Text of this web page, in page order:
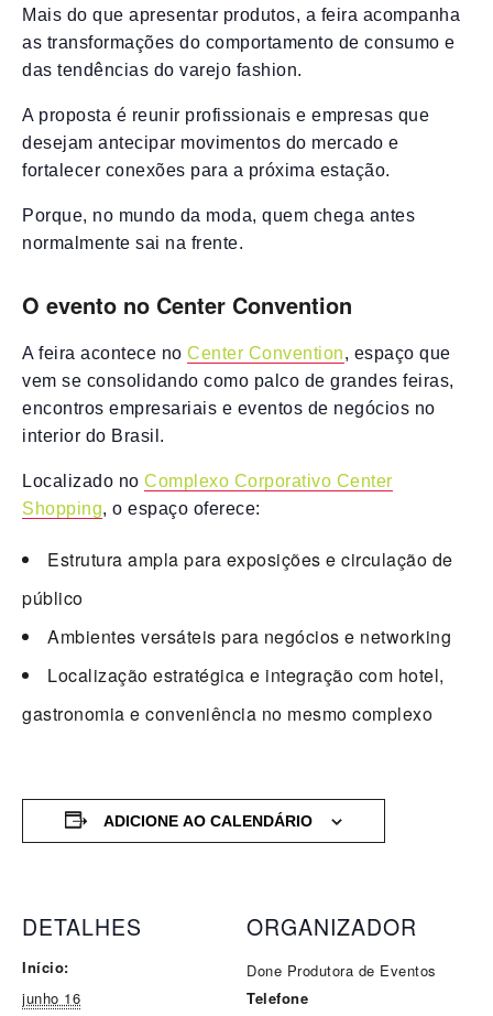
Mais do que apresentar produtos, a feira acompanha
as transformações do comportamento de consumo e
das tendências do varejo fashion.
A proposta é reunir profissionais e empresas que
desejam antecipar movimentos do mercado e
fortalecer conexões para a próxima estação.
Porque, no mundo da moda, quem chega antes
normalmente sai na frente.
O evento no Center Convention
A feira acontece no Center Convention, espaço que
vem se consolidando como palco de grandes feiras,
encontros empresariais e eventos de negócios no
interior do Brasil.
Localizado no Complexo Corporativo Center
Shopping, o espaço oferece:
Estrutura ampla para exposições e circulação de
público
Ambientes versáteis para negócios e networking
Localização estratégica e integração com hotel,
gastronomia e conveniência no mesmo complexo
ADICIONE AO CALENDÁRIO
DETALHES
Início:
junho 16
ORGANIZADOR
Done Produtora de Eventos
Telefone